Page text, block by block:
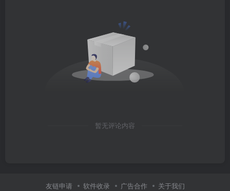
暂无评论内容
友链申请 软件收录 广告合作 关于我们